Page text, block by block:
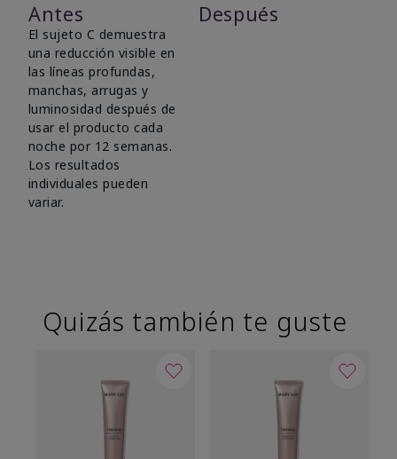
Antes Después
El sujeto C demuestra
una reducción visible en
las líneas profundas,
manchas, arrugas y
luminosidad después de
usar el producto cada
noche por 12 semanas.
Los resultados
individuales pueden
variar.
Quizás también te guste